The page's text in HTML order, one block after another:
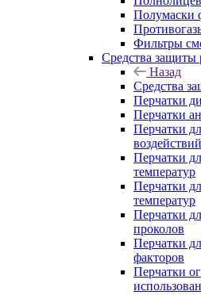
Полумаски
Фильтры
Средства защиты
Назад
Средства
Перчатки
Перчатки
Перчатки
воздействий
Перчатки
температур
Перчатки
температур
Перчатки
проколов
Перчатки
факторов
Перчатки